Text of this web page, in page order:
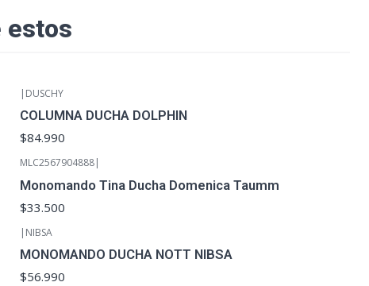
estos
| DUSCHY
COLUMNA DUCHA DOLPHIN
$84.990
MLC2567904888|
Monomando Tina Ducha Domenica Taumm
$33.500
| NIBSA
MONOMANDO DUCHA NOTT NIBSA
$56.990